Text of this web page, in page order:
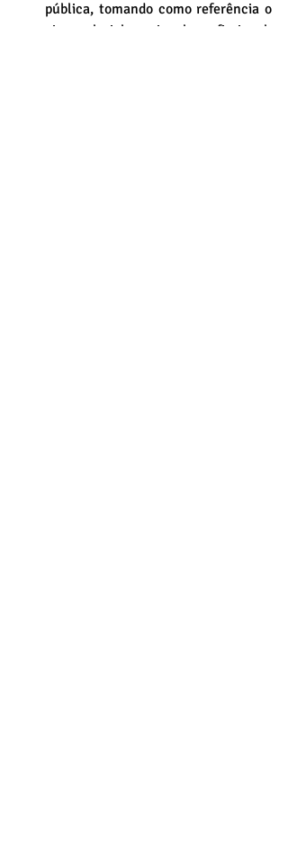
pública, tomando como referência o
piso salarial nacional profissional,